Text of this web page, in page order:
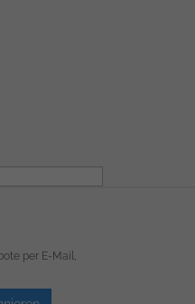
per E-Mail,